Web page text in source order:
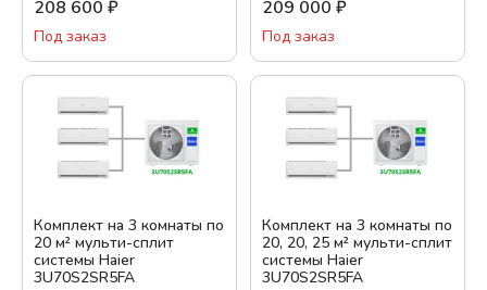
Цвет:
Белый
Гарантия, месяц:
36
Обслуживаемая площадь, м²
208 600 ₽
Под заказ
209 000 ₽
Под заказ
Комплект на 3 комнаты по
20 м² мульти-сплит
системы Haier
3U70S2SR5FA
Комплект на 3 комнаты по
20, 20, 25 м² мульти-сплит
системы Haier
3U70S2SR5FA